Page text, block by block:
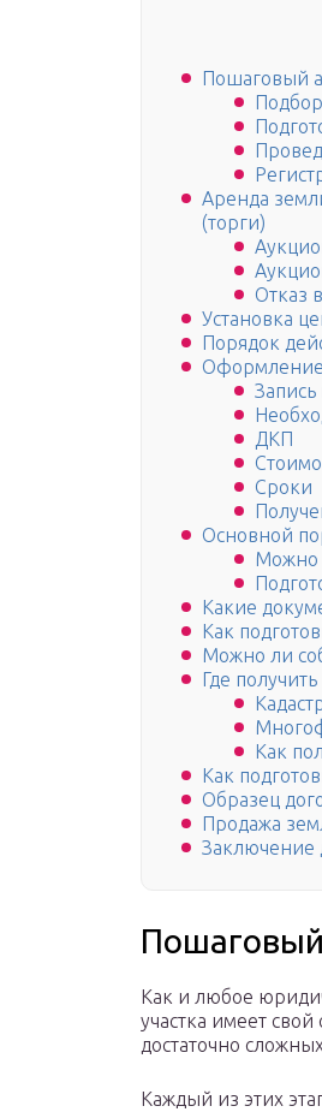
Пошаговый
Аренда
(торги)
Отказ
Установка
Порядок
ДКП
Сроки
Основной
Можно
Какие
Как
Можно ли
Где
Как
Как
Образец
Продажа
Заключение
Как и любое
участка имеет
достаточно
Каждый из этих